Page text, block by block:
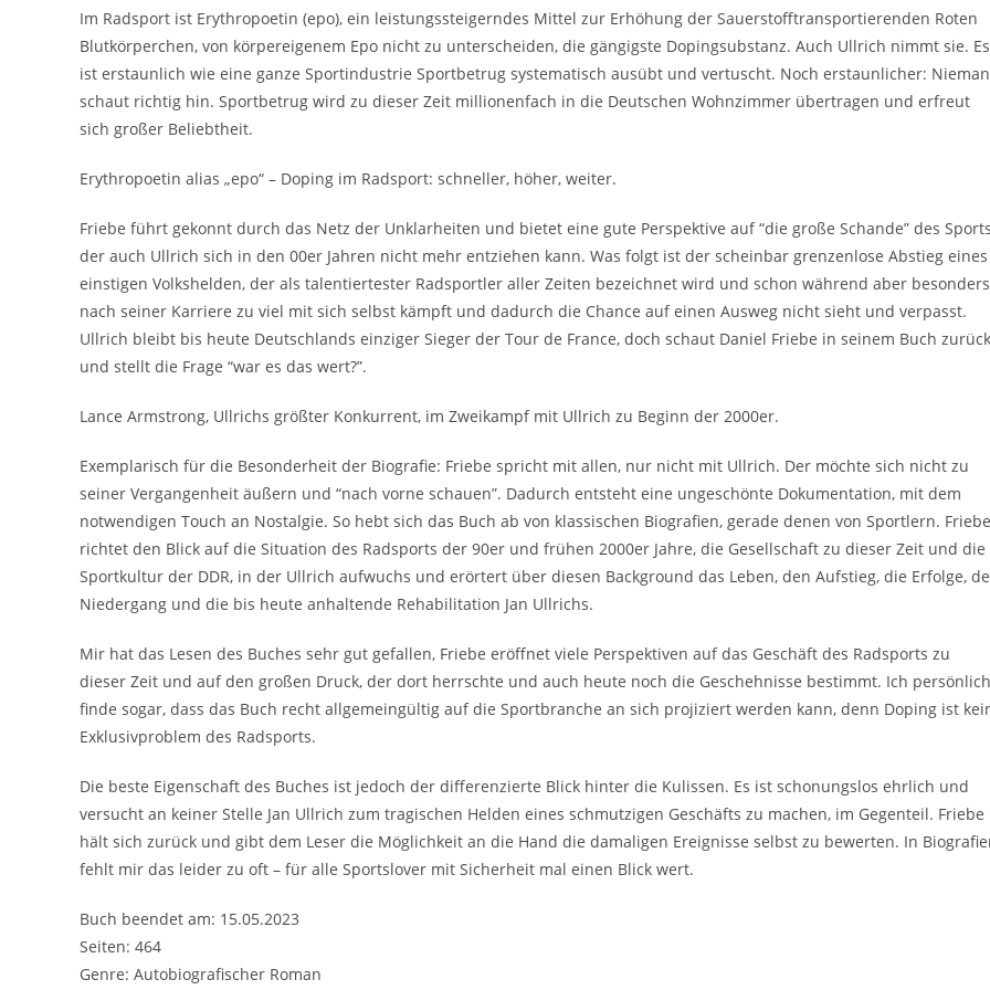
Im Radsport ist Erythropoetin (epo), ein leistungssteigerndes Mittel zur Erhöhung der Sauerstofftransportierenden Roten
Blutkörperchen, von körpereigenem Epo nicht zu unterscheiden, die gängigste Dopingsubstanz. Auch Ullrich nimmt sie. Es
ist erstaunlich wie eine ganze Sportindustrie Sportbetrug systematisch ausübt und vertuscht. Noch erstaunlicher:
schaut richtig hin. Sportbetrug wird zu dieser Zeit millionenfach in die Deutschen Wohnzimmer übertragen und erfreut
sich großer Beliebtheit.
Erythropoetin alias „epo“ – Doping im Radsport: schneller, höher, weiter.
Friebe führt gekonnt durch das Netz der Unklarheiten und bietet eine gute Perspektive auf “die große Schande” des
der auch Ullrich sich in den 00er Jahren nicht mehr entziehen kann. Was folgt ist der scheinbar grenzenlose Abstieg eines
einstigen Volkshelden, der als talentiertester Radsportler aller Zeiten bezeichnet wird und schon während aber besonders
nach seiner Karriere zu viel mit sich selbst kämpft und dadurch die Chance auf einen Ausweg nicht sieht und verpasst.
Ullrich bleibt bis heute Deutschlands einziger Sieger der Tour de France, doch schaut Daniel Friebe in seinem Buch zurück
und stellt die Frage “war es das wert?”.
Lance Armstrong, Ullrichs größter Konkurrent, im Zweikampf mit Ullrich zu Beginn der 2000er.
Exemplarisch für die Besonderheit der Biografie: Friebe spricht mit allen, nur nicht mit Ullrich. Der möchte sich nicht zu
seiner Vergangenheit äußern und “nach vorne schauen”. Dadurch entsteht eine ungeschönte Dokumentation, mit dem
notwendigen Touch an Nostalgie. So hebt sich das Buch ab von klassischen Biografien, gerade denen von Sportlern. Friebe
richtet den Blick auf die Situation des Radsports der 90er und frühen 2000er Jahre, die Gesellschaft zu dieser Zeit und die
Sportkultur der DDR, in der Ullrich aufwuchs und erörtert über diesen Background das Leben, den Aufstieg, die Erfolge,
Niedergang und die bis heute anhaltende Rehabilitation Jan Ullrichs.
Mir hat das Lesen des Buches sehr gut gefallen, Friebe eröffnet viele Perspektiven auf das Geschäft des Radsports zu
dieser Zeit und auf den großen Druck, der dort herrschte und auch heute noch die Geschehnisse bestimmt. Ich persönlich
finde sogar, dass das Buch recht allgemeingültig auf die Sportbranche an sich projiziert werden kann, denn Doping ist
Exklusivproblem des Radsports.
Die beste Eigenschaft des Buches ist jedoch der differenzierte Blick hinter die Kulissen. Es ist schonungslos ehrlich und
versucht an keiner Stelle Jan Ullrich zum tragischen Helden eines schmutzigen Geschäfts zu machen, im Gegenteil. Friebe
hält sich zurück und gibt dem Leser die Möglichkeit an die Hand die damaligen Ereignisse selbst zu bewerten. In
fehlt mir das leider zu oft – für alle Sportslover mit Sicherheit mal einen Blick wert.
Buch beendet am: 15.05.2023
Seiten: 464
Genre: Autobiografischer Roman